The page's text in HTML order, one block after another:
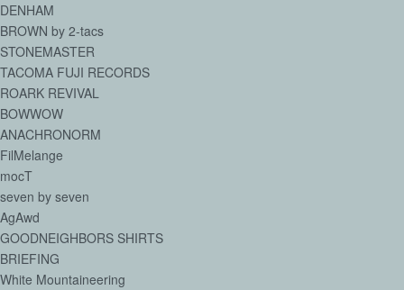
DENHAM
BROWN by 2-tacs
STONEMASTER
TACOMA FUJI RECORDS
ROARK REVIVAL
BOWWOW
ANACHRONORM
FilMelange
mocT
seven by seven
AgAwd
GOODNEIGHBORS SHIRTS
BRIEFING
White Mountaineering